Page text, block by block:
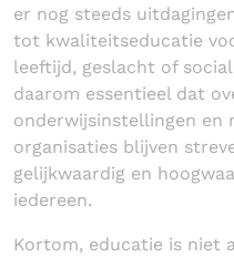
er nog steeds
tot kwaliteitseducatie
leeftijd, geslacht of
daarom essentieel dat
onderwijsinstellingen en
organisaties blijven
gelijkwaardig en
iedereen.
Kortom, educatie is niet